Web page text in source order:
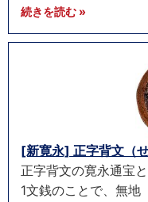
続きを読む »
[新寛永] 正字背文（
正字背文の寛永通宝
1文銭のことで、無地